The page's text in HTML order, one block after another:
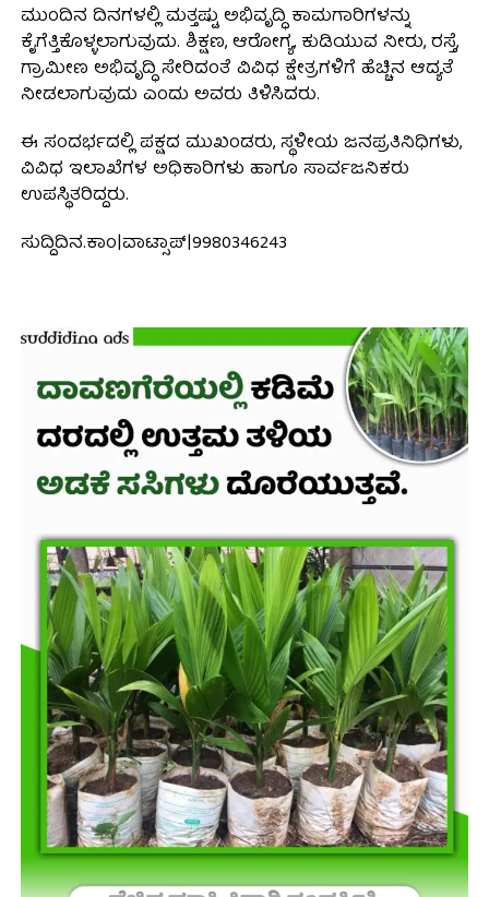
ಮುಂದಿನ ದಿನಗಳಲ್ಲಿ ಮತ್ತಷ್ಟು ಅಭಿವೃದ್ಧಿ ಕಾಮಗಾರಿಗಳನ್ನು
ಕೈಗೆತ್ತಿಕೊಳ್ಳಲಾಗುವುದು. ಶಿಕ್ಷಣ, ಆರೋಗ್ಯ, ಕುಡಿಯುವ ನೀರು, ರಸ್ತೆ,
ಗ್ರಾಮೀಣ ಅಭಿವೃದ್ಧಿ ಸೇರಿದಂತೆ ವಿವಿಧ ಕ್ಷೇತ್ರಗಳಿಗೆ ಹೆಚ್ಚಿನ ಆದ್ಯತೆ
ನೀಡಲಾಗುವುದು ಎಂದು ಅವರು ತಿಳಿಸಿದರು.
ಈ ಸಂದರ್ಭದಲ್ಲಿ ಪಕ್ಷದ ಮುಖಂಡರು, ಸ್ಥಳೀಯ ಜನಪ್ರತಿನಿಧಿಗಳು,
ವಿವಿಧ ಇಲಾಖೆಗಳ ಅಧಿಕಾರಿಗಳು ಹಾಗೂ ಸಾರ್ವಜನಿಕರು
ಉಪಸ್ಥಿತರಿದ್ದರು.
ಸುದ್ದಿದಿನ.ಕಾಂ|ವಾಟ್ಸಾಪ್|9980346243